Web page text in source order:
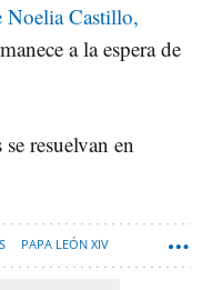
Noelia Castillo,
a la espera de
resuelvan en
PAPA LEÓN XIV